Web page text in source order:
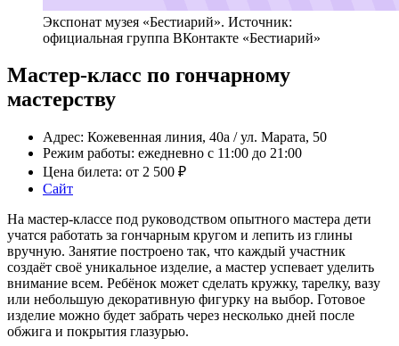
Экспонат музея «Бестиарий». Источник:
официальная группа ВКонтакте «Бестиарий»
Мастер-класс по гончарному
мастерству
Адрес: Кожевенная линия, 40а / ул. Марата, 50
Режим работы: ежедневно с 11:00 до 21:00
Цена билета: от 2 500 ₽
Сайт
На мастер-классе под руководством опытного мастера дети
учатся работать за гончарным кругом и лепить из глины
вручную. Занятие построено так, что каждый участник
создаёт своё уникальное изделие, а мастер успевает уделить
внимание всем. Ребёнок может сделать кружку, тарелку, вазу
или небольшую декоративную фигурку на выбор. Готовое
изделие можно будет забрать через несколько дней после
обжига и покрытия глазурью.